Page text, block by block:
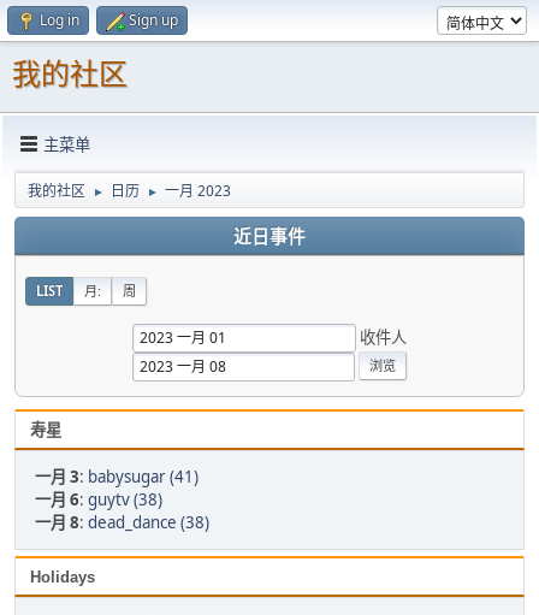
Log in Sign up
我的社区
主菜单
我的社区 ► 日历 ► 一月 2023
近日事件
LIST 月: 周
收件人
寿星
一月 3: babysugar (41)
一月 6: guytv (38)
一月 8: dead_dance (38)
Holidays